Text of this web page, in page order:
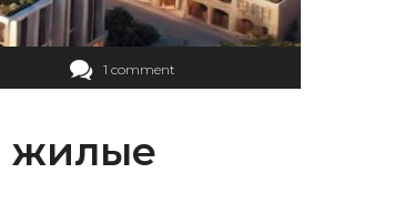
1 comment
жилые